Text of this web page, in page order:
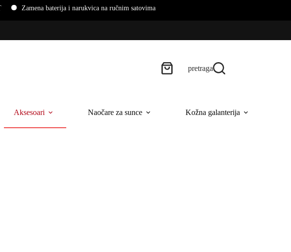
Zamena baterija i narukvica na ručnim satovima
pretraga
Aksesoari Naočare za sunce Kožna galanterija